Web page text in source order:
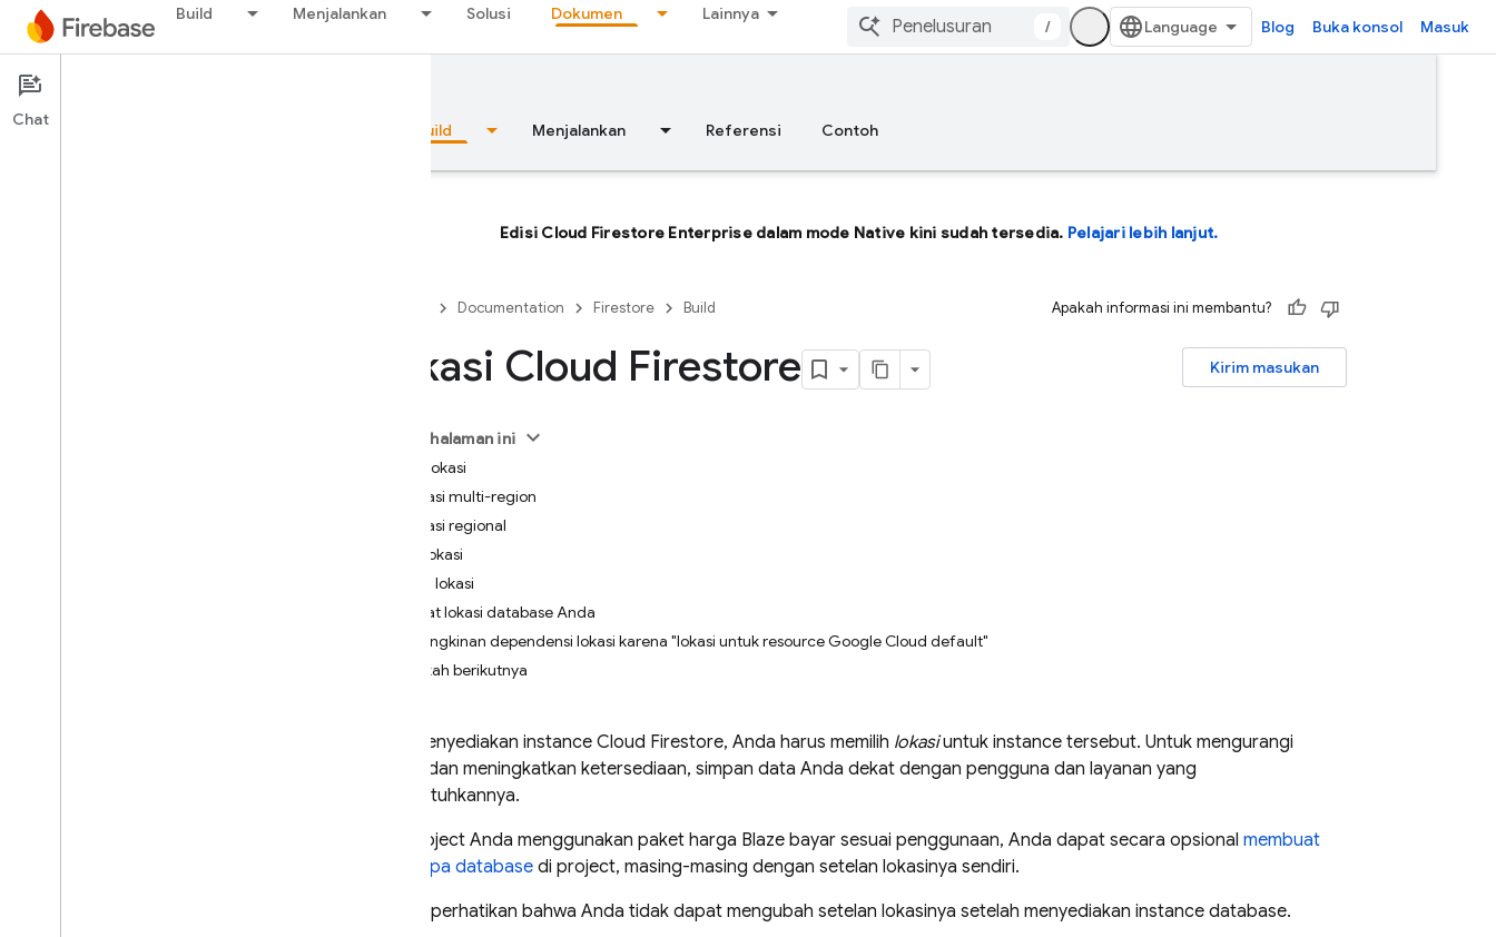
Build Menjalankan Solusi Dokumen Lainnya
/ Blog Buka konsol Masuk
Documentation
Ringkasan Build Menjalankan Referensi Contoh
Edisi Cloud Firestore Enterprise dalam mode Native kini sudah tersedia. Pelajari lebih lanjut.
Documentation Firestore Build Apakah informasi ini membantu?
Kirim masukan
Lokasi Cloud Firestore
Pada halaman ini
Jenis lokasi
Lokasi multi-region
Lokasi regional
SLA Lokasi
Harga lokasi
Melihat lokasi database Anda
Kemungkinan dependensi lokasi karena "lokasi untuk resource Google Cloud default"
Langkah berikutnya
Saat menyediakan instance Cloud Firestore, Anda harus memilih lokasiuntuk instance tersebut. Untuk mengurangi
latensi dan meningkatkan ketersediaan, simpan data Anda dekat dengan pengguna dan layanan yang
membutuhkannya.
Jika project Anda menggunakan paket harga Blaze bayar sesuai penggunaan, Anda dapat secara opsional membuat
beberapa database di project, masing-masing dengan setelan lokasinya sendiri.
Perlu diperhatikan bahwa Anda tidak dapat mengubah setelan lokasinya setelah menyediakan instance database.
Chat